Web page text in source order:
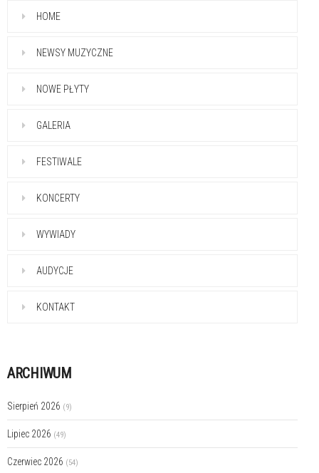
HOME
NEWSY MUZYCZNE
NOWE PŁYTY
GALERIA
FESTIWALE
KONCERTY
WYWIADY
AUDYCJE
KONTAKT
ARCHIWUM
Sierpień 2026 (9)
Lipiec 2026 (49)
Czerwiec 2026 (54)